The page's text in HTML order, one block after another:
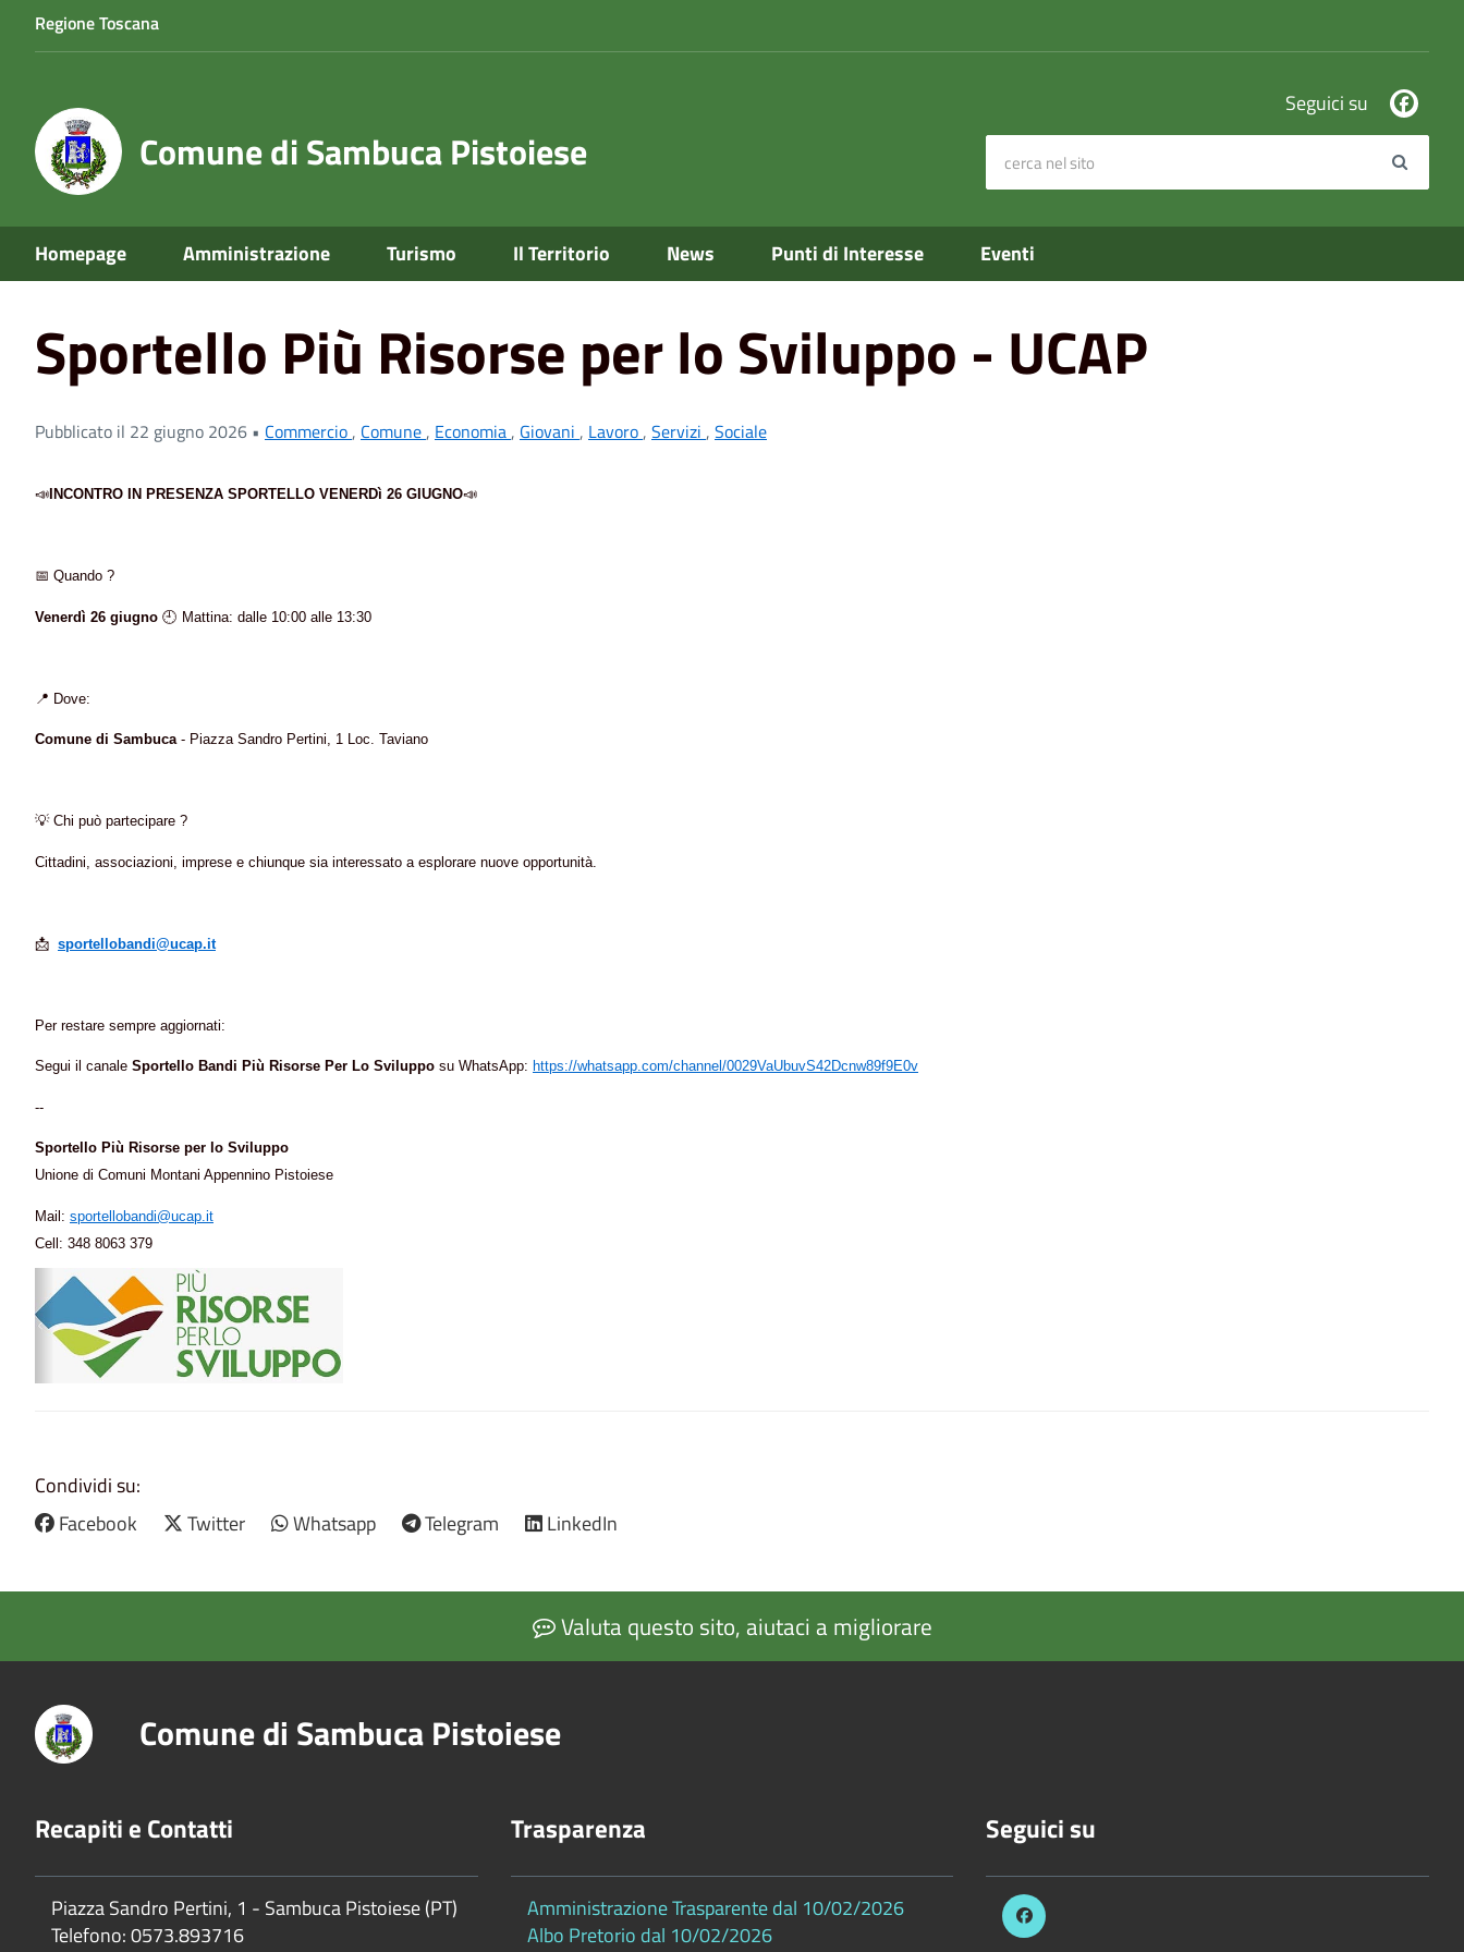
Regione Toscana
Comune di Sambuca Pistoiese
Seguici su
Homepage Amministrazione Turismo Il Territorio News Punti di Interesse Eventi
Home News Giovani Sportello Più Risorse per lo Sviluppo - UCAP
Sportello Più Risorse per lo Sviluppo - UCAP
Pubblicato il 22 giugno 2026 • Commercio, Comune, Economia, Giovani , Lavoro, Servizi , Sociale
📣 INCONTRO IN PRESENZA SPORTELLO VENERDì 26 GIUGNO📣
📅 Quando ?
Venerdì 26 giugno 🕘 Mattina: dalle 10:00 alle 13:30
📍 Dove:
Comune di Sambuca- Piazza Sandro Pertini, 1 Loc. Taviano
💡Chi può partecipare ?
Cittadini, associazioni, imprese e chiunque sia interessato a esplorare nuove opportunità.
📩 sportellobandi@ucap.it
Per restare sempre aggiornati:
Segui il canale Sportello Bandi Più Risorse Per Lo Sviluppo su WhatsApp: https://whatsapp.com/channel/0029VaUbuvS42Dcnw89f9E0v
--
Sportello Più Risorse per lo Sviluppo
Unione di Comuni Montani Appennino Pistoiese
Mail: sportellobandi@ucap.it
Cell: 348 8063 379
Condividi su:
Facebook
Twitter Whatsapp Telegram LinkedIn
Valuta questo sito, aiutaci a migliorare
Comune di Sambuca Pistoiese
Recapiti e Contatti
Piazza Sandro Pertini, 1 - Sambuca Pistoiese (PT)
Telefono: 0573.893716
Trasparenza
Amministrazione Trasparente dal 10/02/2026
Albo Pretorio dal 10/02/2026
Seguici su